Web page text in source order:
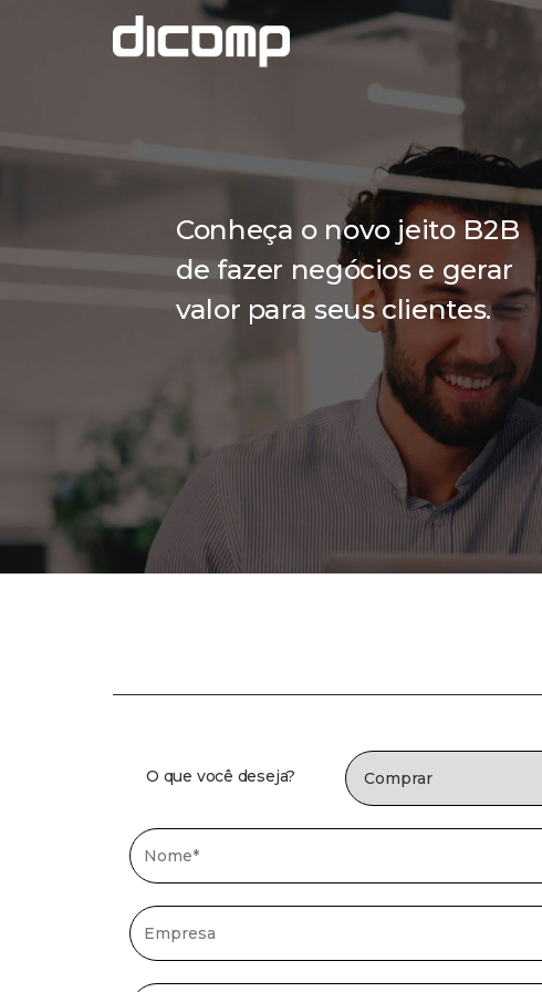
Conheça o novo jeito B2B
de fazer negócios e gerar
valor para seus clientes.
O que você deseja?